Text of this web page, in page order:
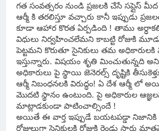
గత సంవత్సరం నుండి ప్రజలకి చేసే సప్లైస్
ఆర్మీ కి తరలిస్తూ వచ్చారు కానీ ఇప్పుడు
కూడా ఆహార కొరత ఏర్పడింది ! తాము
విధులు నిర్వహించలేమని కాబట్టి రోజుకి
పెట్టమని కొరుతూ సైనికులు తమ అధికారులకి
ఇస్తున్నారు. విషయం శృతి మించుతున్నది
అధికారులు పై స్థాయి జెనెరల్స్ దృష్టికి
ఆర్మీ నిబంధనలకి విరుద్ధం! ఏ దేశ ఆర్మీ లో
మొదటి స్థానం ఉంటుంది. పై అధికారుల
మాట్లాడకుండా పాటించాల్సిందే !
అయితే ఈ వార్త ఇప్పుడే బయటపడ్డా నిజానికి
రోజులుగా సైనికులకి రోజుకి రెండు సార్లు